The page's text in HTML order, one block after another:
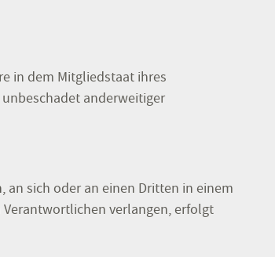
in dem Mitgliedstaat ihres
anderweitiger
an sich oder an einen Dritten in einem
Verantwortlichen verlangen, erfolgt